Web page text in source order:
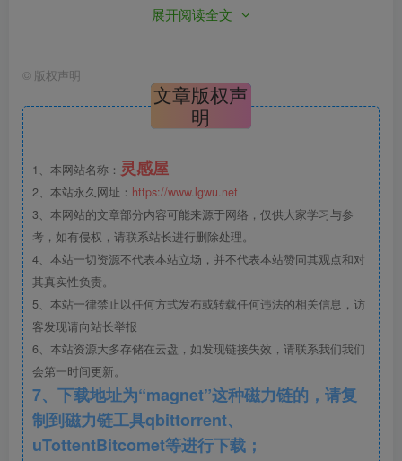
展开阅读全文
© 版权声明
文章版权声
明
1、本网站名称： 灵感屋
2、本站永久网址： https://www.lgwu.net
3、本网站的文章部分内容可能来源于网络，仅供大家学习与参
考，如有侵权，请联系站长进行删除处理。
4、本站一切资源不代表本站立场，并不代表本站赞同其观点和对
其真实性负责。
5、本站一律禁止以任何方式发布或转载任何违法的相关信息，访
客发现请向站长举报
6、本站资源大多存储在云盘，如发现链接失效，请联系我们我们
会第一时间更新。
7、下载地址为“magnet”这种磁力链的，请复
制到磁力链工具qbittorrent、
uTottentBitcomet等进行下载；